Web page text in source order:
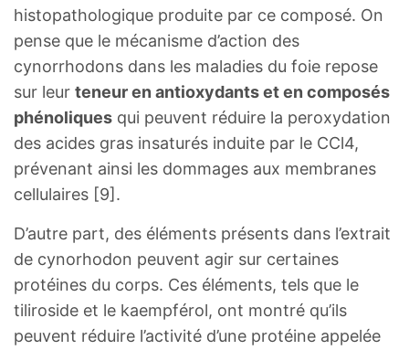
histopathologique produite par ce composé. On
pense que le mécanisme d’action des
cynorrhodons dans les maladies du foie repose
sur leur teneur en antioxydants et en composés
phénoliques qui peuvent réduire la peroxydation
des acides gras insaturés induite par le CCl4,
prévenant ainsi les dommages aux membranes
cellulaires [9].
D’autre part, des éléments présents dans l’extrait
de cynorhodon peuvent agir sur certaines
protéines du corps. Ces éléments, tels que le
tiliroside et le kaempférol, ont montré qu’ils
peuvent réduire l’activité d’une protéine appelée